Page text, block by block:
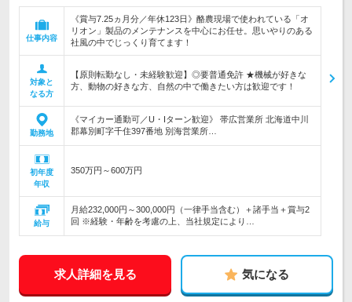
仕事内容
《賞与7.25ヵ月分／年休123日》酪農現場で使われている「オ
リオン」製品のメンテナンスを中心にお任せ。思いやりのある
社風の中でじっくり育てます！
対象と
なる方
【原則転勤なし・未経験歓迎】◎要普通免許 ★機械が好きな
方、動物の好きな方、自然の中で働きたい方は歓迎です！
勤務地
《マイカー通勤可／U・Iターン歓迎》 帯広営業所 北海道中川
郡幕別町字千住397番地 別海営業所…
初年度
年収
350万円～600万円
給与
月給232,000円～300,000円（一律手当含む）＋諸手当＋賞与2
回 ※経験・年齢を考慮の上、当社規定により…
求人詳細を見る 気になる